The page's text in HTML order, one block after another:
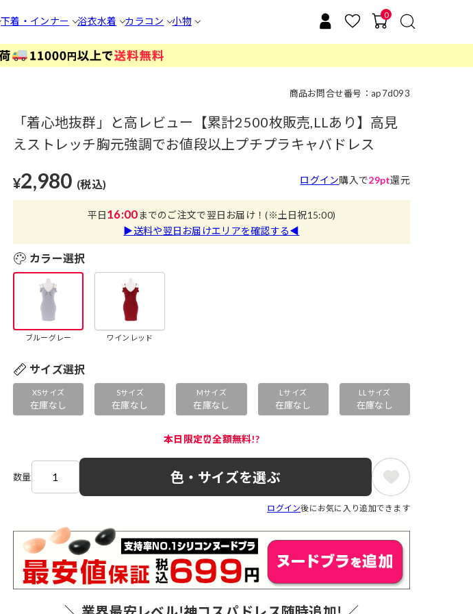
下着・インナー 浴衣水着 カラコン 小物
0
商品お問合せ番号：ap7d093
「着心地抜群」と高レビュー【累計2500枚販売,LLあり】高見
えストレッチ胸元強調でお値段以上プチプラキャバドレス
¥2,980 (税込) ログイン購入で29pt還元
平日16:00までのご注文で翌日お届け！(※土日祝15:00)
▶送料や翌日お届けエリアを確認する◀
カラー選択
ブルーグレー ワインレッド
サイズ選択
XSサイズ
在庫なし
Sサイズ
在庫なし
Mサイズ
在庫なし
Lサイズ
在庫なし
LLサイズ
在庫なし
本日限定⏰全額無料!?
数量 色・サイズを選ぶ
ログイン後にお気に入り追加できます